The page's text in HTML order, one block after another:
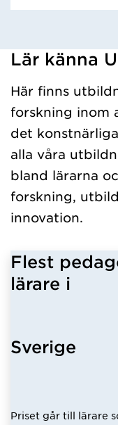
Har hämtat
Lär känna
Här finns
forskning inom
det
alla våra
bland lärarna
forskning,
innovation.
Flest
lärare i
Sverige
Priset går till lärare